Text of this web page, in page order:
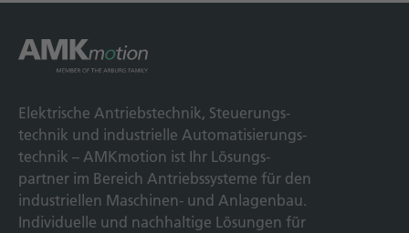
Elek­trische Antriebs­technik, Steuerungs­
technik und indus­trielle Automatisierungs­
technik – AMKmotion ist Ihr Lösungs­
partner im Bereich Antriebs­systeme für den
industriellen Maschinen- und Anlagen­bau.
Individuelle und nach­haltige Lösungen für